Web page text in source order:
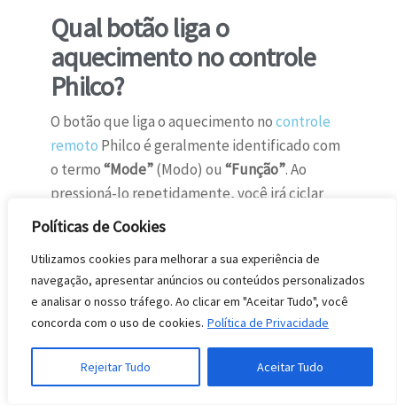
Políticas de Cookies
Utilizamos cookies para melhorar a sua experiência de
navegação, apresentar anúncios ou conteúdos personalizados
e analisar o nosso tráfego. Ao clicar em "Aceitar Tudo", você
concorda com o uso de cookies. Política de Privacidade
Rejeitar Tudo Aceitar Tudo
Qual botão liga o
aquecimento no controle
Philco?
O botão que liga o aquecimento nocontrole
remoto Philco é geralmente identificado com
o termo“Mode”(Modo) ou “Função”. Ao
pressioná-lo repetidamente, você irá ciclar
entre as opções como “Cool” (Refrigerar),
finalmente, “Heat” (Aquecer) ou o símbolo de
um sol, que indica o aquecimento.
O que significa “Heat” no
ar-condicionado Philco?